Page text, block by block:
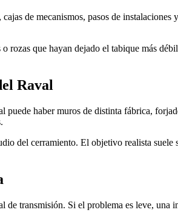
, cajas de mecanismos, pasos de
rozas que hayan dejado el tabique más
Raval
haber muros de distinta fábrica,
del cerramiento. El objetivo realista suele
transmisión. Si el problema es leve,